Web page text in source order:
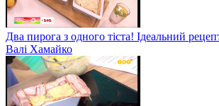
Два пирога з одного тіста! Ідеальний
Валі Хамайко